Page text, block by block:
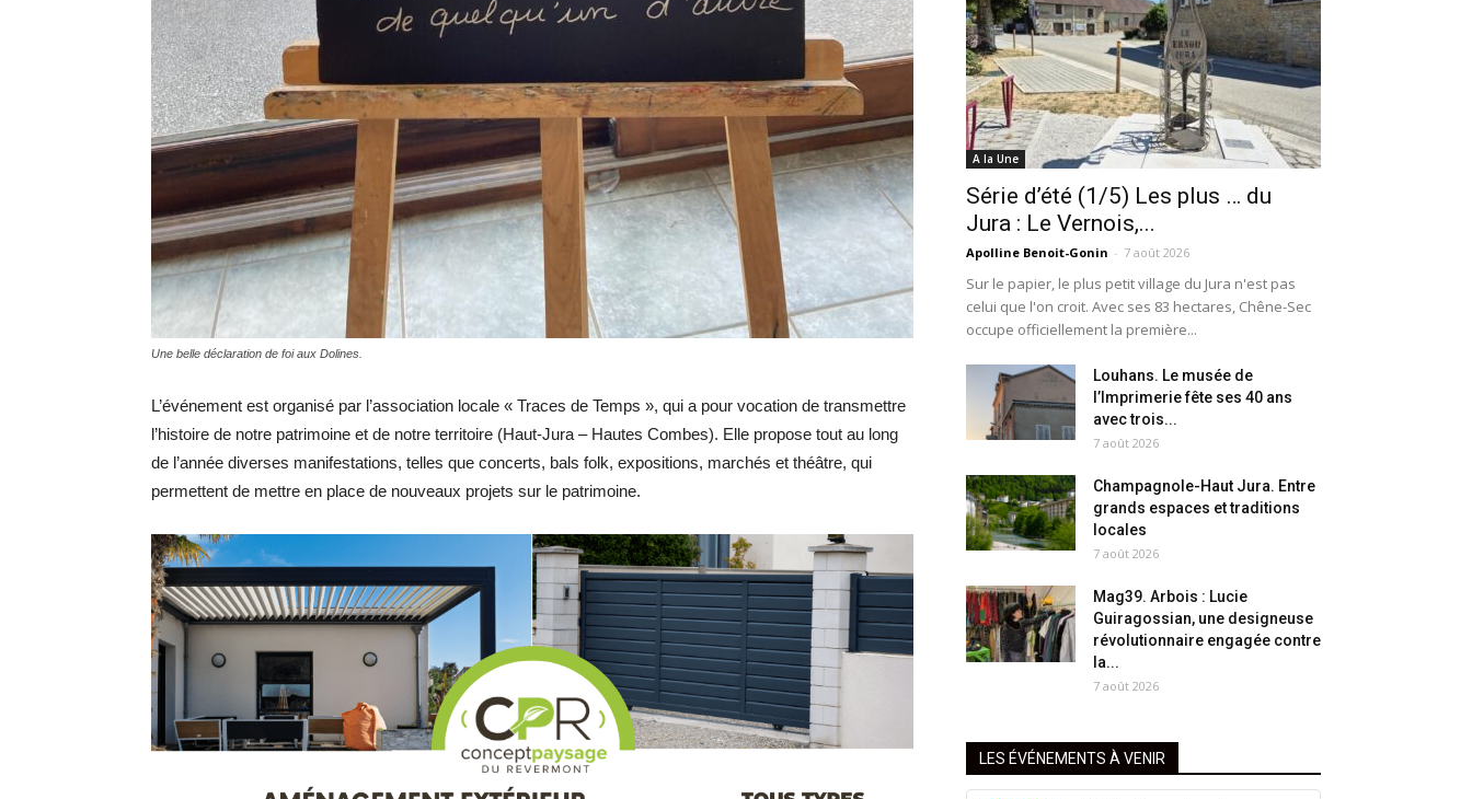
Une belle déclaration de foi aux Dolines.
L’événement est organisé par l’association locale « Traces de Temps », qui a pour vocation de transmettre
l’histoire de notre patrimoine et de notre territoire (Haut-Jura – Hautes Combes). Elle propose tout au long
de l’année diverses manifestations, telles que concerts, bals folk, expositions, marchés et théâtre, qui
permettent de mettre en place de nouveaux projets sur le patrimoine.
A la Une
Série d’été (1/5) Les plus … du
Jura : Le Vernois,...
Apolline Benoit-Gonin - 7 août 2026
Sur le papier, le plus petit village du Jura n'est pas
celui que l'on croit. Avec ses 83 hectares, Chêne-Sec
occupe officiellement la première...
Louhans. Le musée de
l’Imprimerie fête ses 40 ans
avec trois...
7 août 2026
Champagnole-Haut Jura. Entre
grands espaces et traditions
locales
7 août 2026
Mag39. Arbois : Lucie
Guiragossian, une designeuse
révolutionnaire engagée contre
la...
7 août 2026
LES ÉVÉNEMENTS À VENIR